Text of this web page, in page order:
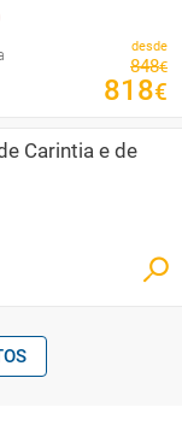
desde
848€
818€
Carintia e de